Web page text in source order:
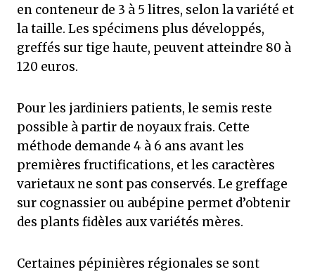
en conteneur de 3 à 5 litres, selon la variété et
la taille. Les spécimens plus développés,
greffés sur tige haute, peuvent atteindre 80 à
120 euros.
Pour les jardiniers patients, le semis reste
possible à partir de noyaux frais. Cette
méthode demande 4 à 6 ans avant les
premières fructifications, et les caractères
varietaux ne sont pas conservés. Le greffage
sur cognassier ou aubépine permet d’obtenir
des plants fidèles aux variétés mères.
Certaines pépinières régionales se sont